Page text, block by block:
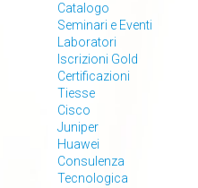
Catalogo
Seminari e Eventi
Laboratori
Iscrizioni Gold
Certificazioni
Tiesse
Cisco
Juniper
Huawei
Consulenza
Tecnologica